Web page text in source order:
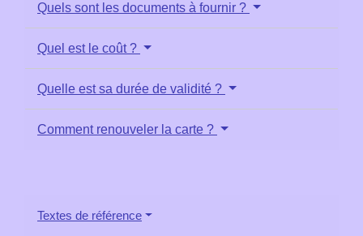
Quels sont les documents à fournir ?
Quel est le coût ?
Quelle est sa durée de validité ?
Comment renouveler la carte ?
Textes de référence